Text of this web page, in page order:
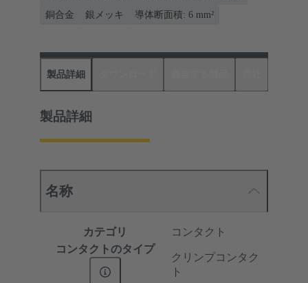
銅合金
銀メッキ 導体断面積: 6 mm²
製品詳細
製品詳細
名称
カテゴリ
コンタクト
コンタクトのタイプ
クリンプコンタク
ト